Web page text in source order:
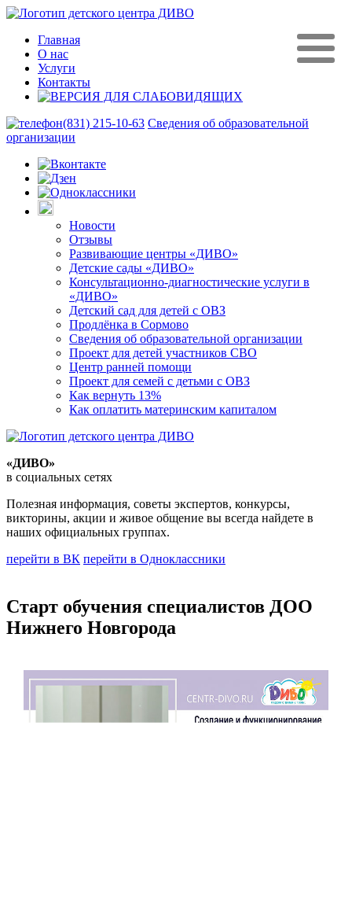
Главная
О нас
Услуги
Контакты
(831) 215-10-63 Сведения об образовательной
организации
Новости
Отзывы
Развивающие центры «ДИВО»
Детские сады «ДИВО»
Консультационно-диагностические услуги в
«ДИВО»
Детский сад для детей с ОВЗ
Продлёнка в Сормово
Сведения об образовательной организации
Проект для детей участников СВО
Центр ранней помощи
Проект для семей с детьми с ОВЗ
Как вернуть 13%
Как оплатить материнским капиталом
«ДИВО»
в социальных сетях
Полезная информация, советы экспертов, конкурсы,
викторины, акции и живое общение вы всегда найдете в
наших официальных группах.
перейти в ВК перейти в Одноклассники
Старт обучения специалистов ДОО
Нижнего Новгорода